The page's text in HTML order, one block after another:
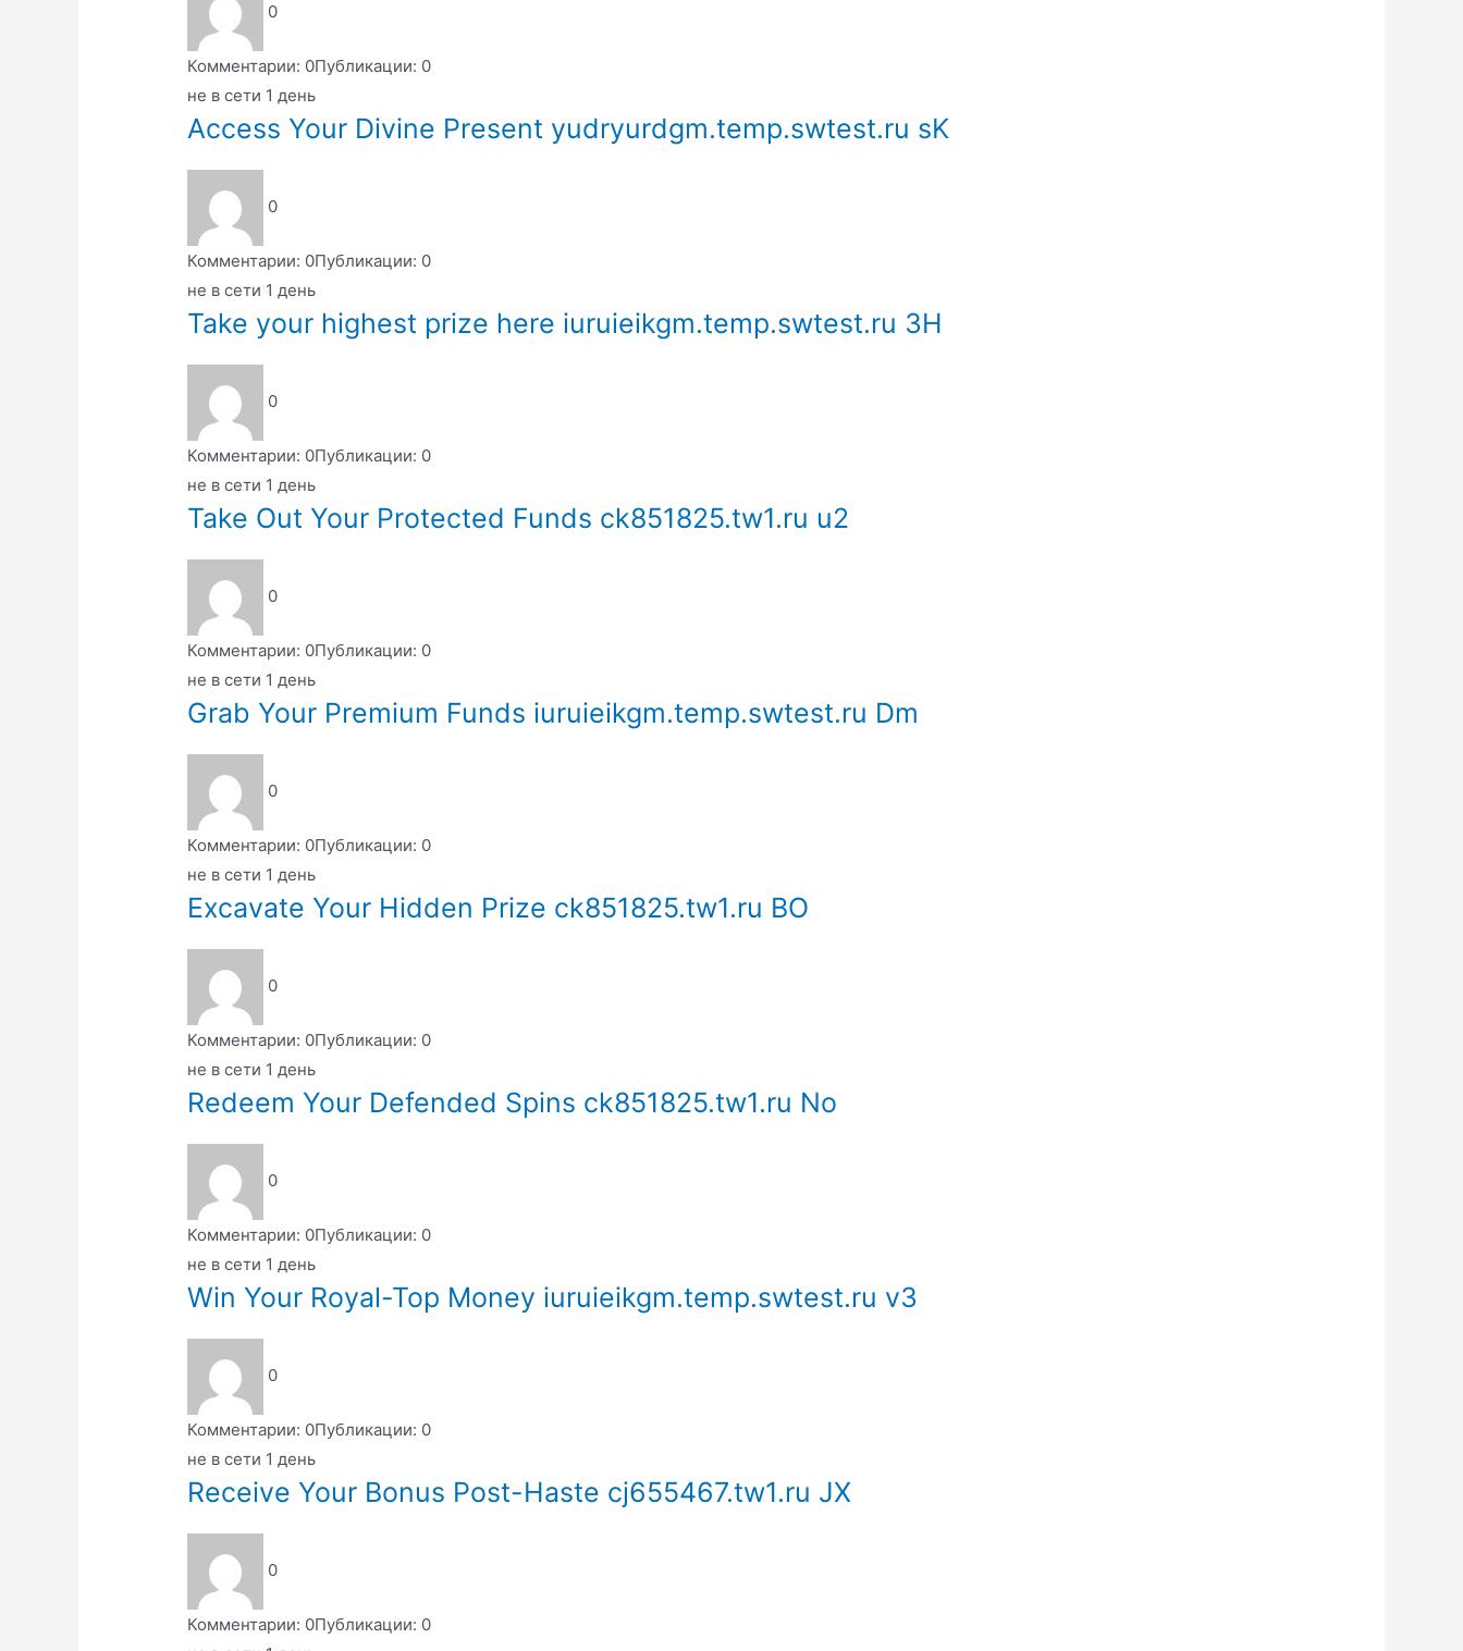
0
Комментарии: 0Публикации: 0
не в сети 1 день
Access Your Divine Present yudryurdgm.temp.swtest.ru sK
0
Комментарии: 0Публикации: 0
не в сети 1 день
Take your highest prize here iuruieikgm.temp.swtest.ru 3H
0
Комментарии: 0Публикации: 0
не в сети 1 день
Take Out Your Protected Funds ck851825.tw1.ru u2
0
Комментарии: 0Публикации: 0
не в сети 1 день
Grab Your Premium Funds iuruieikgm.temp.swtest.ru Dm
0
Комментарии: 0Публикации: 0
не в сети 1 день
Excavate Your Hidden Prize ck851825.tw1.ru BO
0
Комментарии: 0Публикации: 0
не в сети 1 день
Redeem Your Defended Spins ck851825.tw1.ru No
0
Комментарии: 0Публикации: 0
не в сети 1 день
Win Your Royal-Top Money iuruieikgm.temp.swtest.ru v3
0
Комментарии: 0Публикации: 0
не в сети 1 день
Receive Your Bonus Post-Haste cj655467.tw1.ru JX
0
Комментарии: 0Публикации: 0